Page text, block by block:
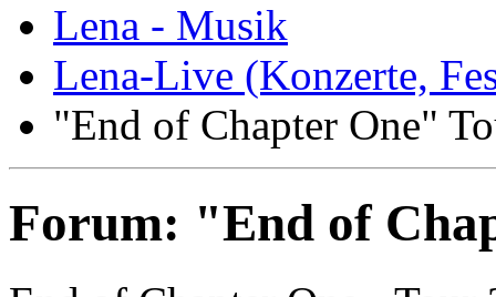
Lena - Musik
Lena-Live (Konzerte,
"End of Chapter One"
Forum: "End of